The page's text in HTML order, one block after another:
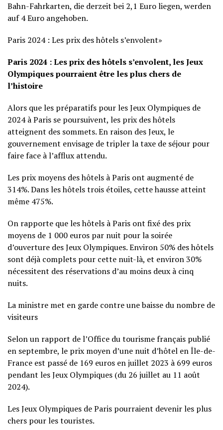
Bahn-Fahrkarten, die derzeit bei 2,1 Euro liegen, werden
auf 4 Euro angehoben.
Paris 2024 : Les prix des hôtels s’envolent»
Paris 2024 : Les prix des hôtels s’envolent, les Jeux
Olympiques pourraient être les plus chers de
l’histoire
Alors que les préparatifs pour les Jeux Olympiques de
2024 à Paris se poursuivent, les prix des hôtels
atteignent des sommets. En raison des Jeux, le
gouvernement envisage de tripler la taxe de séjour pour
faire face à l’afflux attendu.
Les prix moyens des hôtels à Paris ont augmenté de
314%. Dans les hôtels trois étoiles, cette hausse atteint
même 475%.
On rapporte que les hôtels à Paris ont fixé des prix
moyens de 1 000 euros par nuit pour la soirée
d’ouverture des Jeux Olympiques. Environ 50% des hôtels
sont déjà complets pour cette nuit-là, et environ 30%
nécessitent des réservations d’au moins deux à cinq
nuits.
La ministre met en garde contre une baisse du nombre de
visiteurs
Selon un rapport de l’Office du tourisme français publié
en septembre, le prix moyen d’une nuit d’hôtel en Île-de-
France est passé de 169 euros en juillet 2023 à 699 euros
pendant les Jeux Olympiques (du 26 juillet au 11 août
2024).
Les Jeux Olympiques de Paris pourraient devenir les plus
chers pour les touristes.